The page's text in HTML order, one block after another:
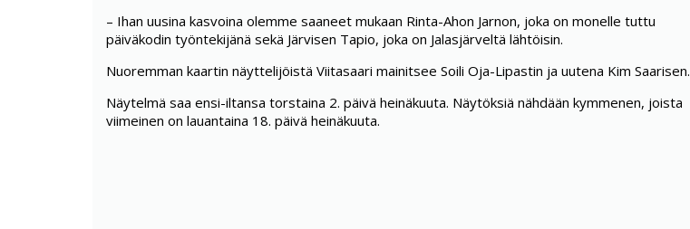
– Ihan uusina kasvoina olemme saaneet mukaan Rinta-Ahon Jarnon, joka on monelle tuttu
päiväkodin työntekijänä sekä Järvisen Tapio, joka on Jalasjärveltä lähtöisin.
Nuoremman kaartin näyttelijöistä Viitasaari mainitsee Soili Oja-Lipastin ja uutena Kim Saarisen.
Näytelmä saa ensi-iltansa torstaina 2. päivä heinäkuuta. Näytöksiä nähdään kymmenen, joista
viimeinen on lauantaina 18. päivä heinäkuuta.